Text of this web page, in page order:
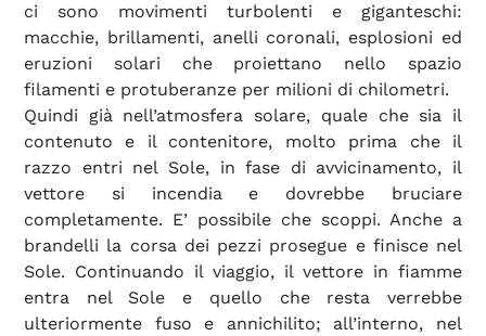
ci sono movimenti turbolenti e giganteschi:
macchie, brillamenti, anelli coronali, esplosioni ed
eruzioni solari che proiettano nello spazio
filamenti e protuberanze per milioni di chilometri.
Quindi già nell’atmosfera solare, quale che sia il
contenuto e il contenitore, molto prima che il
razzo entri nel Sole, in fase di avvicinamento, il
vettore si incendia e dovrebbe bruciare
completamente. E’ possibile che scoppi. Anche a
brandelli la corsa dei pezzi prosegue e finisce nel
Sole. Continuando il viaggio, il vettore in fiamme
entra nel Sole e quello che resta verrebbe
ulteriormente fuso e annichilito; all’interno, nel